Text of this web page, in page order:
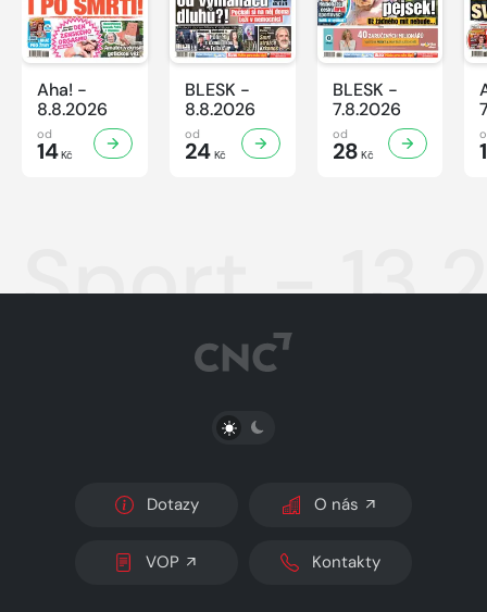
Aha! -
8.8.2026
od
14Kč
BLESK -
8.8.2026
od
24Kč
BLESK -
7.8.2026
od
28 Kč
Sport -
PŘEPNOUT SVĚTLÝ/TMAVÝ REŽIM
Dotazy O nás
VOP Kontakty